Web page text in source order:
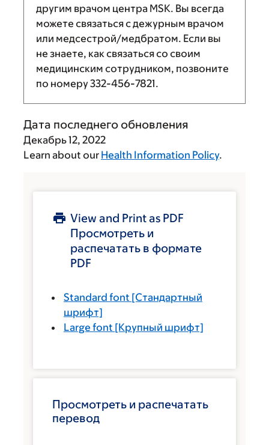
другим врачом центра MSK. Вы всегда
можете связаться с дежурным врачом
или медсестрой/медбратом. Если вы
не знаете, как связаться со своим
медицинским сотрудником, позвоните
по номеру332-456-7821.
Дата последнего обновления
Декабрь 12, 2022
Learn about our Health Information Policy.
View and Print as PDF
Просмотреть и
распечатать в формате
PDF
Standard font [Стандартный
шрифт]
Large font [Крупный шрифт]
Просмотреть и распечатать
перевод